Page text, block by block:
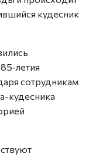
кудесник
сотрудникам
кудесника